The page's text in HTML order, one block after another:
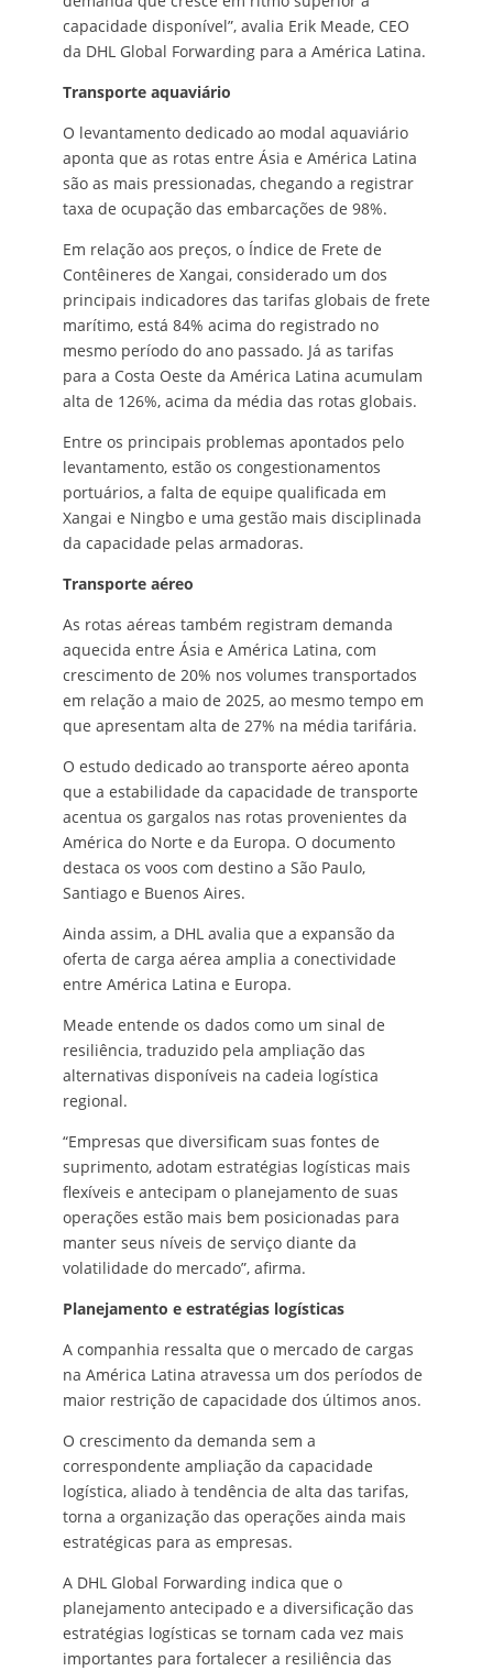
capacidade disponível”, avalia Erik Meade, CEO
da DHL Global Forwarding para a América Latina.
Transporte aquaviário
O levantamento dedicado ao modal aquaviário
aponta que as rotas entre Ásia e América Latina
são as mais pressionadas, chegando a registrar
taxa de ocupação das embarcações de 98%.
Em relação aos preços, o Índice de Frete de
Contêineres de Xangai, considerado um dos
principais indicadores das tarifas globais de frete
marítimo, está 84% acima do registrado no
mesmo período do ano passado. Já as tarifas
para a Costa Oeste da América Latina acumulam
alta de 126%, acima da média das rotas globais.
Entre os principais problemas apontados pelo
levantamento, estão os congestionamentos
portuários, a falta de equipe qualificada em
Xangai e Ningbo e uma gestão mais disciplinada
da capacidade pelas armadoras.
Transporte aéreo
As rotas aéreas também registram demanda
aquecida entre Ásia e América Latina, com
crescimento de 20% nos volumes transportados
em relação a maio de 2025, ao mesmo tempo em
que apresentam alta de 27% na média tarifária.
O estudo dedicado ao transporte aéreo aponta
que a estabilidade da capacidade de transporte
acentua os gargalos nas rotas provenientes da
América do Norte e da Europa. O documento
destaca os voos com destino a São Paulo,
Santiago e Buenos Aires.
Ainda assim, a DHL avalia que a expansão da
oferta de carga aérea amplia a conectividade
entre América Latina e Europa.
Meade entende os dados como um sinal de
resiliência, traduzido pela ampliação das
alternativas disponíveis na cadeia logística
regional.
“Empresas que diversificam suas fontes de
suprimento, adotam estratégias logísticas mais
flexíveis e antecipam o planejamento de suas
operações estão mais bem posicionadas para
manter seus níveis de serviço diante da
volatilidade do mercado”, afirma.
Planejamento e estratégias logísticas
A companhia ressalta que o mercado de cargas
na América Latina atravessa um dos períodos de
maior restrição de capacidade dos últimos anos.
O crescimento da demanda sem a
correspondente ampliação da capacidade
logística, aliado à tendência de alta das tarifas,
torna a organização das operações ainda mais
estratégicas para as empresas.
A DHL Global Forwarding indica que o
planejamento antecipado e a diversificação das
estratégias logísticas se tornam cada vez mais
importantes para fortalecer a resiliência das